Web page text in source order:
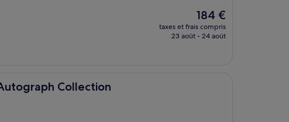
Le
nouveau
prix
184 €
taxes et frais compris
23 août - 24 août
Collection
Collection